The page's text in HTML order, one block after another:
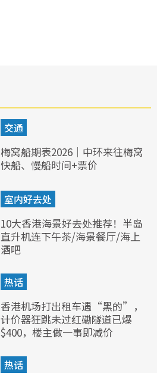
交通
梅窝船期表2026｜中环来往梅窝
快船、慢船时间+票价
室内好去处
10大香港海景好去处推荐！半岛
直升机连下午茶/海景餐厅/海上
酒吧
热话
香港机场打出租车遇“黑的”，
计价器狂跳未过红磡隧道已爆
$400，楼主做一事即减价
热话